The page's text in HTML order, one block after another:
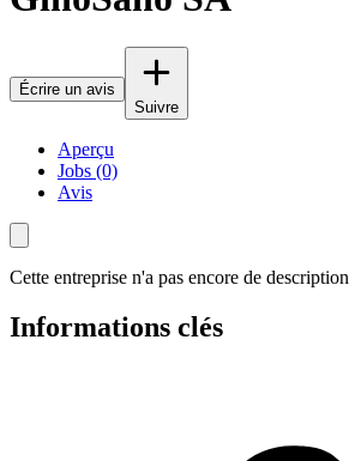
Écrire un avis
Suivre
Aperçu
Jobs (0)
Avis
Cette entreprise n'a pas encore de description
Informations clés